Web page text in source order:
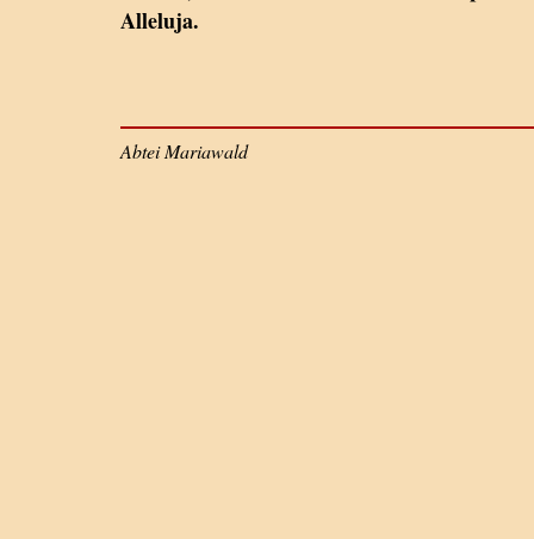
Alleluja.
Abtei Mariawald